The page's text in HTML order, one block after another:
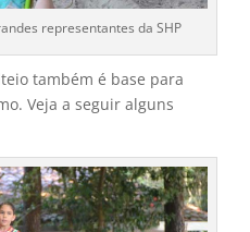
representantes da SHP
também é base para
Veja a seguir alguns